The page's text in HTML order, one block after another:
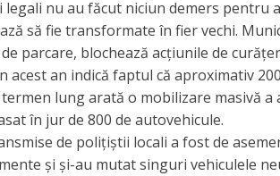
nu au făcut niciun demers pentru
să fie transformate în fier vechi.
parcare, blochează acțiunile de
acest an indică faptul că aproximativ
lung arată o mobilizare masivă
în jur de 800 de autovehicule.
de polițiștii locali a fost de
și și-au mutat singuri vehiculele